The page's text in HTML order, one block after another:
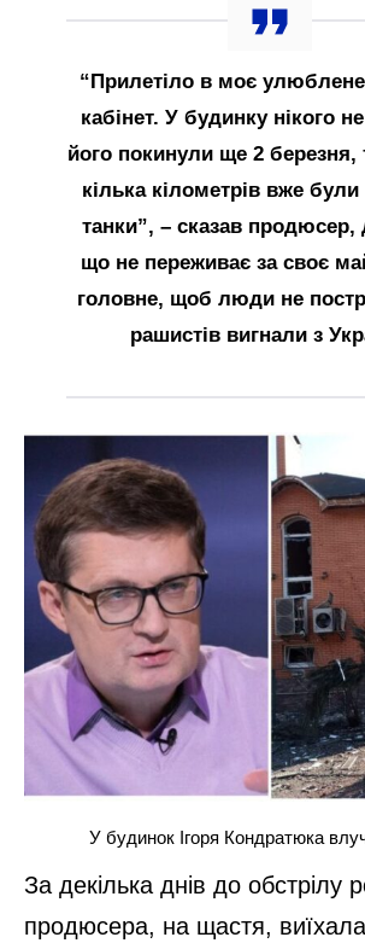
“Прилетіло в моє
кабінет. У будинку нікого
його покинули ще 2
кілька кілометрів вже були
танки”, – сказав
що не переживає за своє
головне, щоб люди не
рашистів вигнали з
У будинок Ігоря Кондратюка
За декілька днів до обстрілу
продюсера, на щастя,